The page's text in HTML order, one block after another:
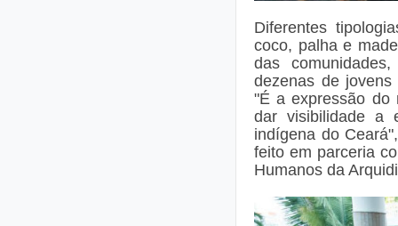
Diferentes
coco, palha e
das
dezenas de
"É a expressão do
dar visibilidade a
indígena do
feito em parceria
Humanos da